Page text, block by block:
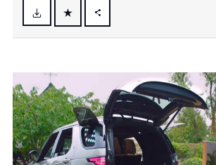
FACEBOOK
LINKEDIN
SHARE